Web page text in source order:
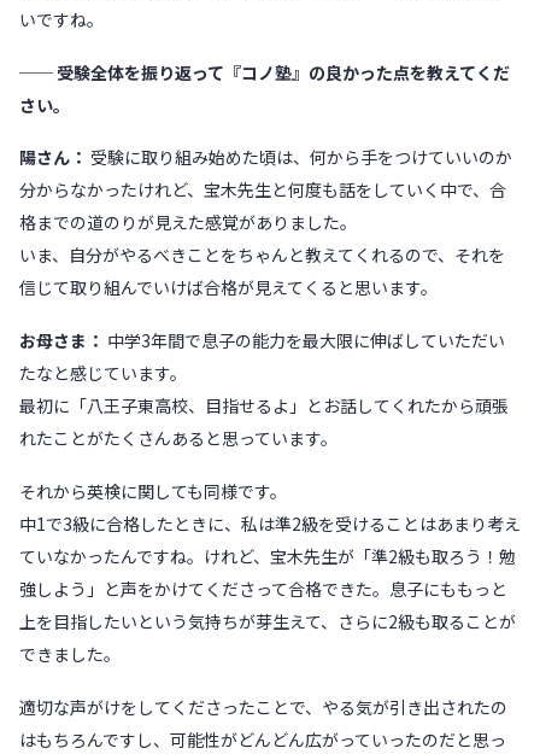
いですね。
── 受験全体を振り返って『コノ塾』の良かった点を教えてくだ
さい。
陽さん： 受験に取り組み始めた頃は、何から手をつけていいのか
分からなかったけれど、宝木先生と何度も話をしていく中で、合
格までの道のりが見えた感覚がありました。
いま、自分がやるべきことをちゃんと教えてくれるので、それを
信じて取り組んでいけば合格が見えてくると思います。
お母さま： 中学3年間で息子の能力を最大限に伸ばしていただい
たなと感じています。
最初に「八王子東高校、目指せるよ」とお話してくれたから頑張
れたことがたくさんあると思っています。
それから英検に関しても同様です。
中1で3級に合格したときに、私は準2級を受けることはあまり考え
ていなかったんですね。けれど、宝木先生が「準2級も取ろう！勉
強しよう」と声をかけてくださって合格できた。息子にももっと
上を目指したいという気持ちが芽生えて、さらに2級も取ることが
できました。
適切な声がけをしてくださったことで、やる気が引き出されたの
はもちろんですし、可能性がどんどん広がっていったのだと思っ